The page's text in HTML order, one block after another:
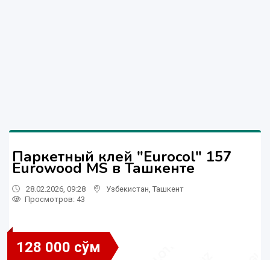
Паркетный клей "Eurocol" 157
Eurowood MS в Ташкенте
28.02.2026, 09:28 Узбекистан Ташкент
Просмотров: 43
128 000 сўм